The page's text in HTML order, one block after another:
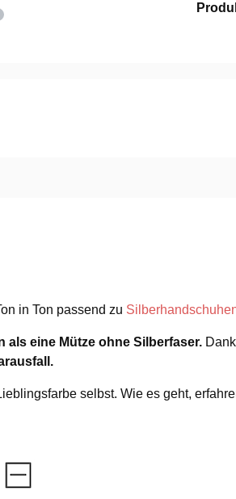
in Ton passend zu
als eine Mütze ohne Silberfaser.
selbst. Wie es geht,